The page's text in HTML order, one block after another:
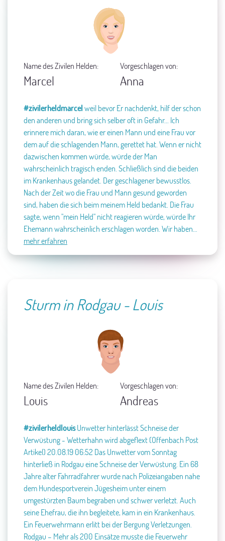
Name des Zivilen Helden:
Marcel
Vorgeschlagen von:
Anna
#zivilerheldmarcelweil bevor Er nachdenkt, hilf der schon
den anderen und bring sich selber oft in Gefahr... Ich
erinnere mich daran, wie er einen Mann und eine Frau vor
dem auf die schlagenden Mann, gerettet hat. Wenn er nicht
dazwischen kommen würde, würde der Man
wahrscheinlich tragisch enden. Schließlich sind die beiden
im Krankenhaus gelandet. Der geschlagener bewusstlos.
Nach der Zeit wo die Frau und Mann gesund geworden
sind, haben die sich beim meinem Held bedankt. Die Frau
sagte, wenn "mein Held" nicht reagieren würde, würde Ihr
Ehemann wahrscheinlich erschlagen worden. Wir haben…
mehr erfahren
Sturm in Rodgau - Louis
Name des Zivilen Helden:
Louis
Vorgeschlagen von:
Andreas
#zivilerheldlouisUnwetter hinterlässt Schneise der
Verwüstung - Wetterhahn wird abgeflext (Offenbach Post
Artikel)20.08.19 06:52 Das Unwetter vom Sonntag
hinterließ in Rodgau eine Schneise der Verwüstung. Ein 68
Jahre alter Fahrradfahrer wurde nach Polizeiangaben nahe
dem Hundesportverein Jügesheim unter einem
umgestürzten Baum begraben und schwer verletzt. Auch
seine Ehefrau, die ihn begleitete, kam in ein Krankenhaus.
Ein Feuerwehrmann erlitt bei der Bergung Verletzungen.
Rodgau – Mehr als 200 Einsätze musste die Feuerwehr